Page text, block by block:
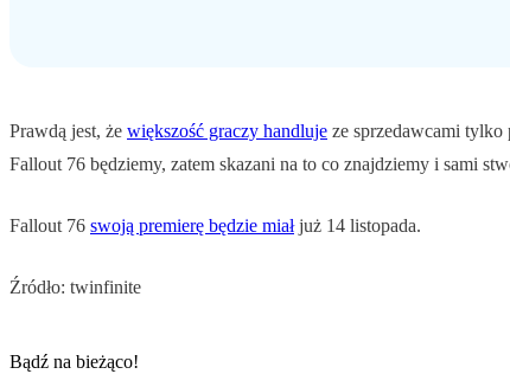
Prawdą jest, że większość graczy handluje ze sprzedawcami
Fallout 76 będziemy, zatem skazani na to co znajdziemy i sami
Fallout 76 swoją premierę będzie miałjuż 14 listopada.
Źródło: twinfinite
Bądź na bieżąco!